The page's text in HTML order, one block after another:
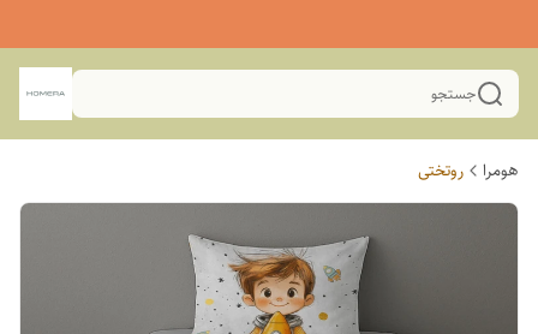
جستجو
هومرا روتختی